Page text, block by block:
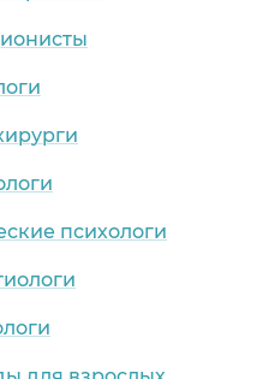
психологи